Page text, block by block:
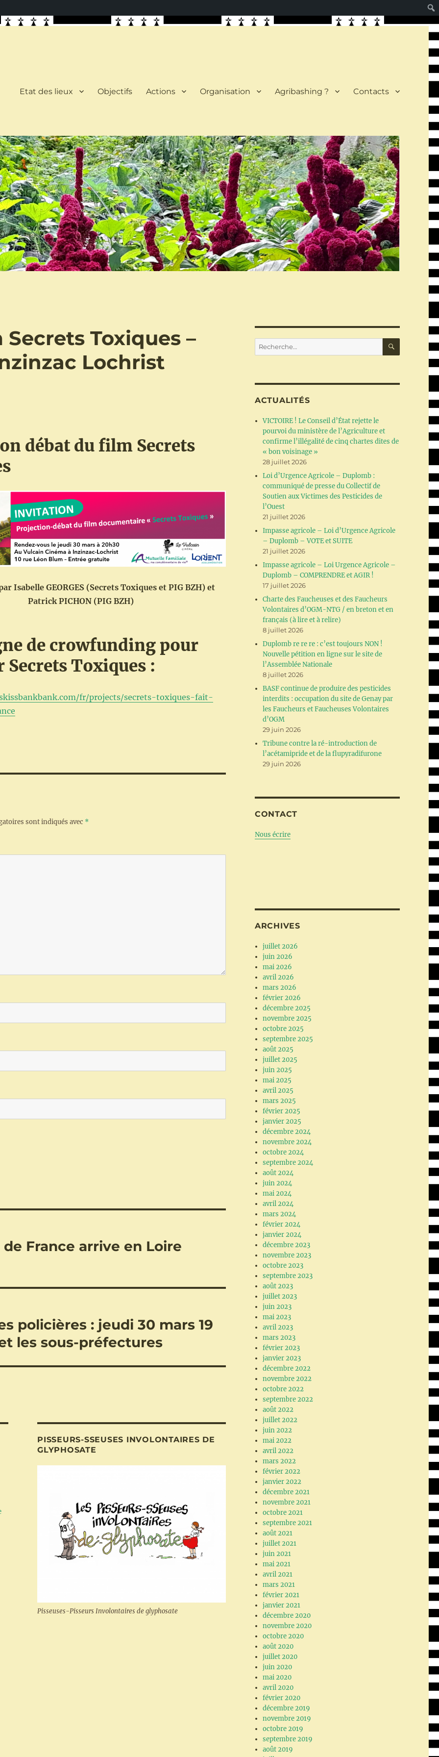
Etat des lieux Objectifs Actions Organisation Agribashing ? Contacts
Toxiques –
Lochrist
débat du film Secrets
Isabelle GEORGES (Secrets Toxiques et PIG BZH) et
Patrick PICHON (PIG BZH)
de crowfunding pour
Secrets Toxiques :
fr/projects/secrets-toxiques-fait-
sont indiqués avec *
France arrive en Loire
policières : jeudi 30 mars 19
les sous-préfectures
PISSEURS-SSEUSES INVOLONTAIRES DE
GLYPHOSATE
Pisseuses-Pisseurs Involontaires de glyphosate
Recherche
pour :
ACTUALITÉS
VICTOIRE ! Le Conseil d’État rejette le
pourvoi du ministère de l’Agriculture et
confirme l’illégalité de cinq chartes dites de
« bon voisinage »
28 juillet 2026
Loi d’Urgence Agricole – Duplomb :
communiqué de presse du Collectif de
Soutien aux Victimes des Pesticides de
l’Ouest
21 juillet 2026
Impasse agricole – Loi d’Urgence Agricole
– Duplomb – VOTE et SUITE
21 juillet 2026
Impasse agricole – Loi Urgence Agricole –
Duplomb – COMPRENDRE et AGIR !
17 juillet 2026
Charte des Faucheuses et des Faucheurs
Volontaires d’OGM-NTG / en breton et en
français (à lire et à relire)
8 juillet 2026
Duplomb re re re : c’est toujours NON !
Nouvelle pétition en ligne sur le site de
l’Assemblée Nationale
8 juillet 2026
BASF continue de produire des pesticides
interdits : occupation du site de Genay par
les Faucheurs et Faucheuses Volontaires
d’OGM
29 juin 2026
Tribune contre la ré-introduction de
l’acétamipride et de la flupyradifurone
29 juin 2026
CONTACT
Nous écrire
ARCHIVES
juillet 2026
juin 2026
mai 2026
avril 2026
mars 2026
février 2026
décembre 2025
novembre 2025
octobre 2025
septembre 2025
août 2025
juillet 2025
juin 2025
mai 2025
avril 2025
mars 2025
février 2025
janvier 2025
décembre 2024
novembre 2024
octobre 2024
septembre 2024
août 2024
juin 2024
mai 2024
avril 2024
mars 2024
février 2024
janvier 2024
décembre 2023
novembre 2023
octobre 2023
septembre 2023
août 2023
juillet 2023
juin 2023
mai 2023
avril 2023
mars 2023
février 2023
janvier 2023
décembre 2022
novembre 2022
octobre 2022
septembre 2022
août 2022
juillet 2022
juin 2022
mai 2022
avril 2022
mars 2022
février 2022
janvier 2022
décembre 2021
novembre 2021
octobre 2021
septembre 2021
août 2021
juillet 2021
juin 2021
mai 2021
avril 2021
mars 2021
février 2021
janvier 2021
décembre 2020
novembre 2020
octobre 2020
août 2020
juillet 2020
juin 2020
mai 2020
avril 2020
février 2020
décembre 2019
novembre 2019
octobre 2019
septembre 2019
août 2019